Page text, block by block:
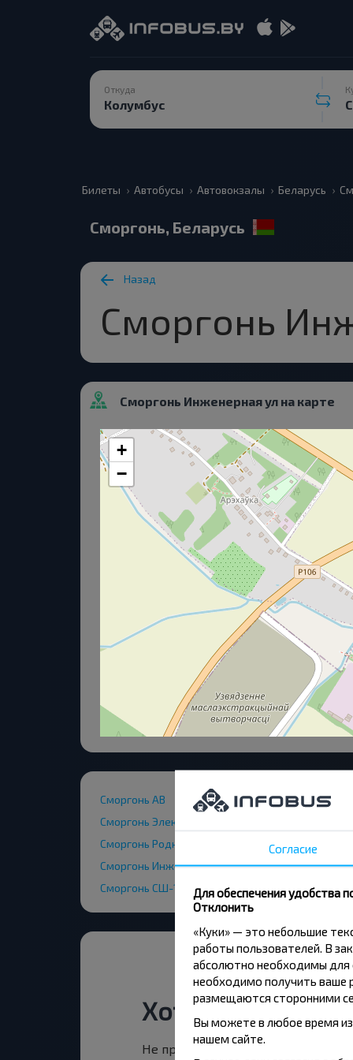
Откуда
Билеты Автобусы Автовокзалы Беларусь
Сморгонь, Беларусь
Назад
Сморгонь
Сморгонь Инженерная ул на карте
+
−
Сморгонь АВ
Сморгонь Электросети
Сморгонь Родны Кут
Сморгонь Инженерная ул
Сморгонь СШ-1
Хотите
Не пропусти специальные акции,
Согласие
Для обеспечения удобства
Отклонить
«Куки» — это небольшие
работы пользователей. В
абсолютно необходимы для
необходимо получить ваше
размещаются сторонними
Вы можете в любое время
нашем сайте.